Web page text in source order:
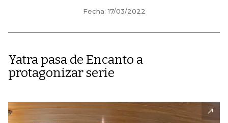
Fecha: 17/03/2022
Yatra pasa de Encanto a
protagonizar serie